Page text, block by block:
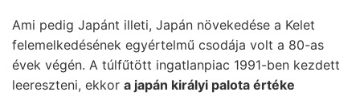
Ami pedig Japánt illeti, Japán növekedése a Kelet
felemelkedésének egyértelmű csodája volt a 80-as
évek végén. A túlfűtött ingatlanpiac 1991-ben kezdett
leereszteni, ekkor a japán királyi palota értéke